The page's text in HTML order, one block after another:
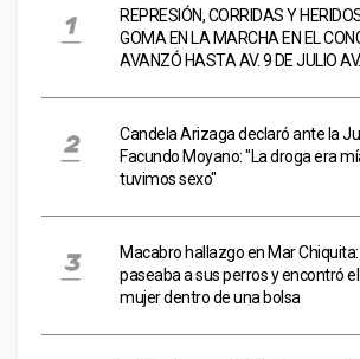
REPRESIÓN, CORRIDAS Y
GOMA EN LA MARCHA EN EL
AVANZÓ HASTA AV. 9 DE JULIO
Candela Arizaga declaró ante la
Facundo Moyano: "La droga era
tuvimos sexo"
Macabro hallazgo en Mar
paseaba a sus perros y encontró
mujer dentro de una bolsa